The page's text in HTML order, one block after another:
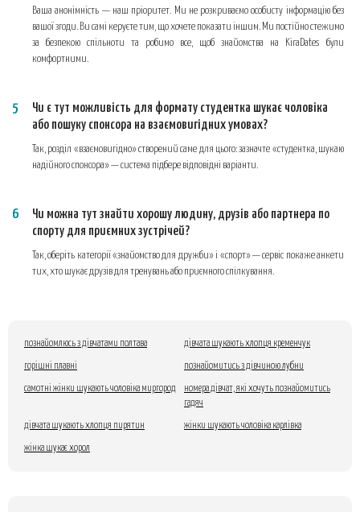
Ваша анонімність — наш пріоритет. Ми не розкриваємо особисту інформацію без
вашої згоди. Ви самі керуєте тим, що хочете показати іншим. Ми постійно стежимо
за безпекою спільноти та робимо все, щоб знайомства на KiraDates були
комфортними.
Чи є тут можливість для формату студентка шукає чоловіка
або пошуку спонсора на взаємовигідних умовах?
Так, розділ «взаємовигідно» створений саме для цього: зазначте «студентка, шукаю
надійного спонсора» — система підбере відповідні варіанти.
Чи можна тут знайти хорошу людину, друзів або партнера по
спорту для приємних зустрічей?
Так, оберіть категорії «знайомство для дружби» і «спорт» — сервіс покаже анкети
тих, хто шукає друзів для тренувань або приємного спілкування.
познайомлюсь з дівчатами полтава дівчата шукають хлопця кременчук
горішні плавні познайомитись з дівчиною лубни
самотні жінки шукають чоловіка миргород
номера дівчат, які хочуть познайомитись
гадяч
дівчата шукають хлопця пирятин жінки шукають чоловіка карлівка
жінка шукає хорол